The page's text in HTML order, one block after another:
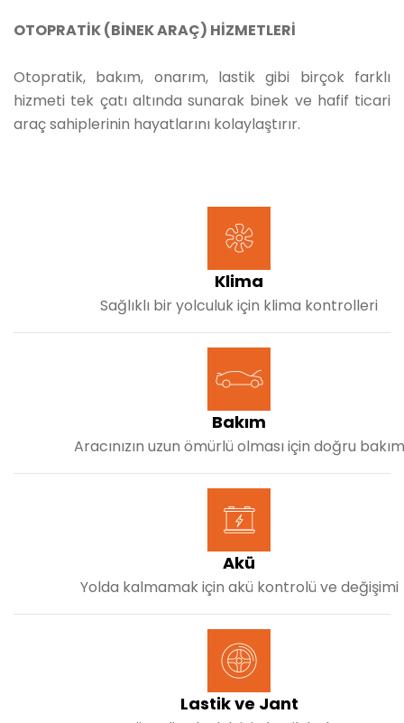
OTOPRATİK (BİNEK ARAÇ) HİZMETLERİ
Otopratik, bakım, onarım, lastik gibi birçok farklı
hizmeti tek çatı altında sunarak binek ve hafif ticari
araç sahiplerinin hayatlarını kolaylaştırır.
Klima
Sağlıklı bir yolculuk için klima kontrolleri
Bakım
Aracınızın uzun ömürlü olması için doğru bakım
Akü
Yolda kalmamak için akü kontrolü ve değişimi
Lastik ve Jant